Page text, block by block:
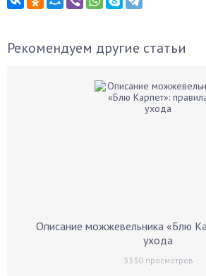
Рекомендуем другие статьи
Описание можжевельника «Блю
ухода
3330просмотров